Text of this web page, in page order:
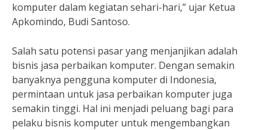
komputer dalam kegiatan sehari-hari,” ujar Ketua
Apkomindo, Budi Santoso.
Salah satu potensi pasar yang menjanjikan adalah
bisnis jasa perbaikan komputer. Dengan semakin
banyaknya pengguna komputer di Indonesia,
permintaan untuk jasa perbaikan komputer juga
semakin tinggi. Hal ini menjadi peluang bagi para
pelaku bisnis komputer untuk mengembangkan